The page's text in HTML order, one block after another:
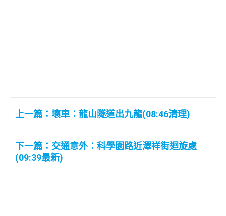
上一篇：壞車︰龍山隧道出九龍(08:46清理)
下一篇：交通意外︰科學園路近澤祥街迴旋處
(09:39最新)